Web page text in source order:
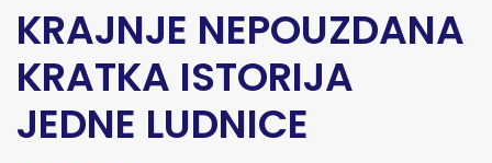
KRAJNJE NEPOUZDANA
KRATKA ISTORIJA
JEDNE LUDNICE